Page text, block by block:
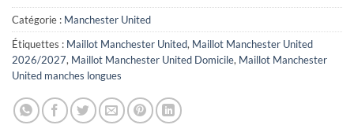
Catégorie : Manchester United
Étiquettes : Maillot Manchester United, Maillot Manchester United
2026/2027, Maillot Manchester United Domicile, Maillot Manchester
United manches longues